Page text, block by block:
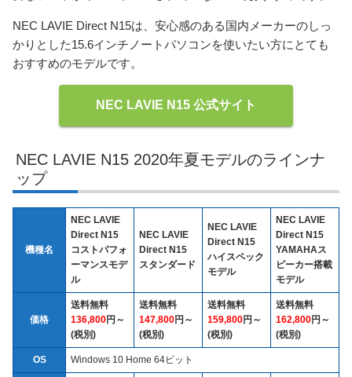
NEC LAVIE Direct N15は、安心感のある国内メーカーのしっ
かりとした15.6インチノートパソコンを使いたい方にとても
おすすめのモデルです。
NEC LAVIE N15 公式サイト
NEC LAVIE N15 2020年夏モデルのラインナ
ップ
機種名
NEC LAVIE
Direct N15
コストパフォ
ーマンスモデ
ル
NEC LAVIE
Direct N15
スタンダード
NEC LAVIE
Direct N15
ハイスペック
モデル
NEC LAVIE
Direct N15
YAMAHAス
ピーカー搭載
モデル
価格
送料無料
136,800円～
(税別)
送料無料
147,800円～
(税別)
送料無料
159,800円～
(税別)
送料無料
162,800円～
(税別)
OS Windows 10 Home 64ビット